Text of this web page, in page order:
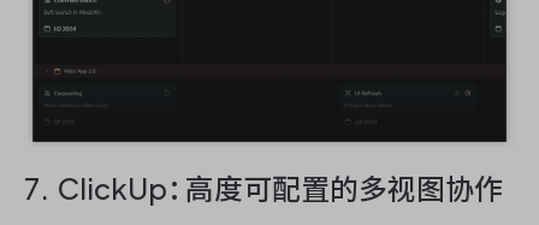
7. ClickUp：高度可配置的多视图协作